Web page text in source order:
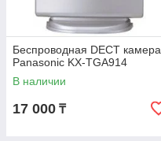
Беспроводная DECT камера
Panasonic KX-TGA914
В наличии
17 000 ₸